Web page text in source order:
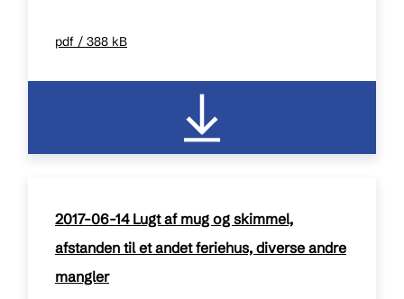
pdf / 388 kB
2017-06-14 Lugt af mug og skimmel,
afstanden til et andet feriehus, diverse andre
mangler